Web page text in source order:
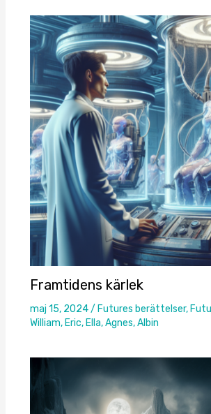
Framtidens kärlek
maj 15, 2024/ Futures berättelser,
William, Eric, Ella, Agnes, Albin